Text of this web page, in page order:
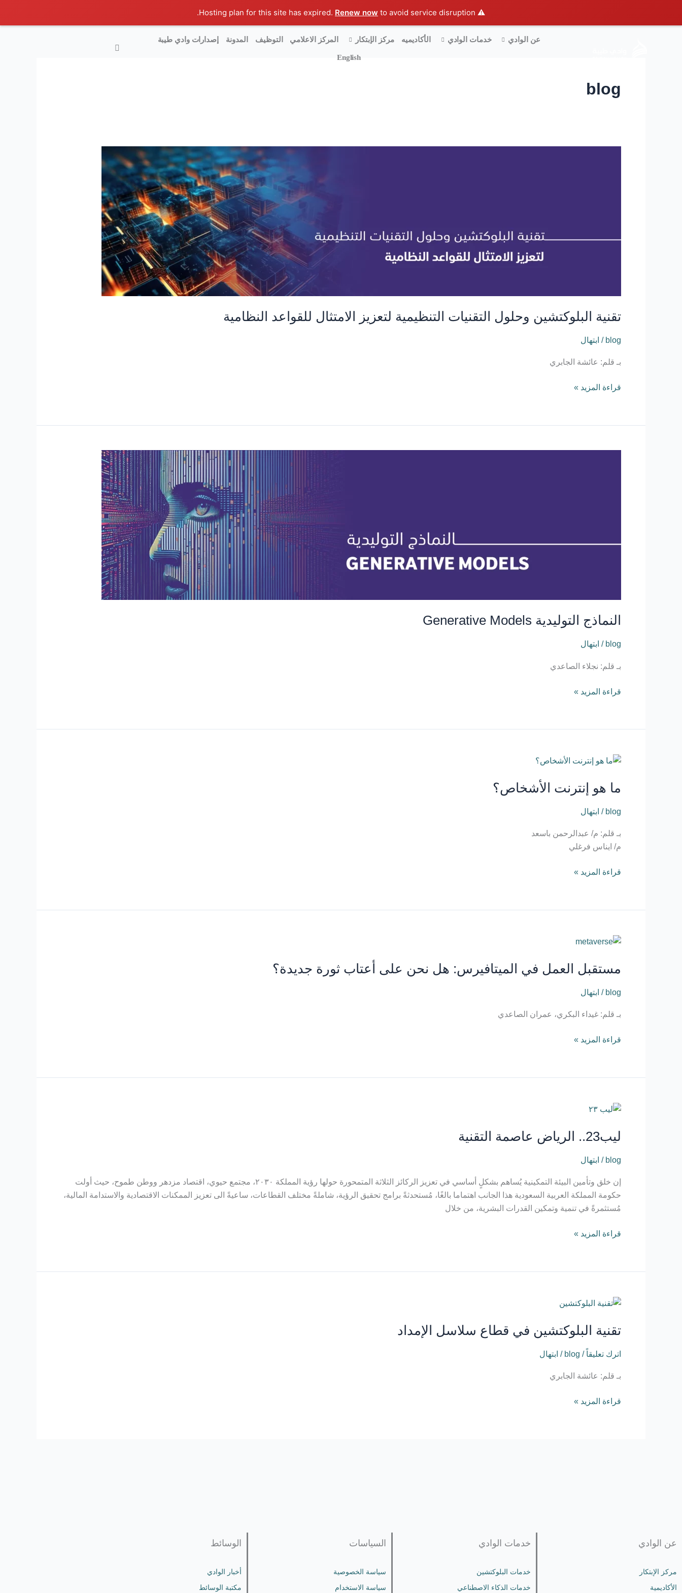
⚠️ Hosting plan for this site has expired.
Renew now to avoid service disruption.
عن الوادي خدمات الوادي الأكاديميه مركز الإبتكار المركز الاعلامي التوظيف المدونة إصدارات وادي طيبة
English
blog
تقنية البلوكتشين وحلول التقنيات التنظيمية لتعزيز الامتثال للقواعد النظامية
blog
/ ابتهال
بـ قلم: عائشة الجابري
قراءة المزيد »
النماذج التوليدية Generative Models
blog
/ ابتهال
بـ قلم: نجلاء الصاعدي
قراءة المزيد »
ما هو إنترنت الأشخاص؟
blog
/ ابتهال
بـ قلم: م/ عبدالرحمن باسعد
م/ ايناس فرغلي
ما
إنترنت
قراءة المزيد »
مستقبل العمل في الميتافيرس: هل نحن على أعتاب ثورة جديدة؟
blog
/ ابتهال
بـ قلم: غيداء البكري، عمران الصاعدي
مستقبل
في
هل
على
ثورة
قراءة المزيد »
ليب23.. الرياض عاصمة التقنية
blog
/ ابتهال
إن خلق وتأمين البيئة التمكينية يُساهم بشكلٍ أساسي في تعزيز الركائز الثلاثة المتمحورة حولها رؤية المملكة ٢٠٣٠، مجتمع حيوي، اقتصاد مزدهر ووطن طموح، حيث أولت
حكومة المملكة العربية السعودية هذا الجانب اهتماما بالغًا، مُستحدثةً برامج تحقيق الرؤية، شاملةً مختلف القطاعات، ساعيةً الى تعزيز الممكنات الاقتصادية والاستدامة المالية،
مُستثمرةً في تنمية وتمكين القدرات البشرية، من خلال
ليب23.. الرياض عاصمة التقنية
قراءة المزيد »
تقنية البلوكتشين في قطاع سلاسل الإمداد
اترك تعليقاً /
blog
/ ابتهال
بـ قلم: عائشة الجابري
تقنية البلوكتشين في قطاع سلاسل الإمداد
قراءة المزيد »
عن الوادي
مركز الإبتكار
الأكاديمية
خدمات الوادي
خدمات البلوكتشين
خدمات الذكاء الاصطناعي
السياسات
سياسة الخصوصية
سياسة الاستخدام
الوسائط
أخبار الوادي
مكتبة الوسائط